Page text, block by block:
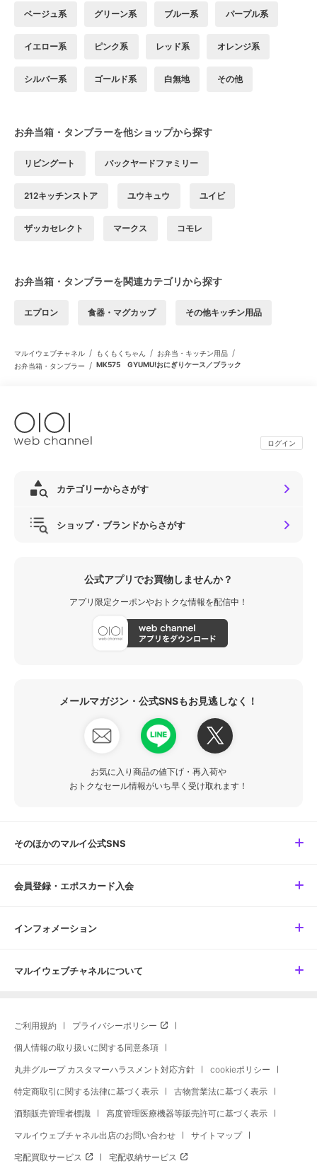
ベージュ系 グリーン系 ブルー系 パープル系
イエロー系 ピンク系 レッド系 オレンジ系
シルバー系 ゴールド系 白無地 その他
お弁当箱・タンブラーを他ショップから探す
リビングート バックヤードファミリー
212キッチンストア ユウキュウ ユイビ
ザッカセレクト マークス コモレ
お弁当箱・タンブラーを関連カテゴリから探す
エプロン 食器・マグカップ その他キッチン用品
マルイウェブチャネル / もくもくちゃん / お弁当・キッチン用品 /
お弁当箱・タンブラー / MK575 GYUMU!おにぎりケース／ブラック
ログイン
カテゴリーからさがす
ショップ・ブランドからさがす
公式アプリでお買物しませんか？
アプリ限定クーポンやおトクな情報を配信中！
メールマガジン・公式SNSもお見逃しなく！
お気に入り商品の値下げ・再入荷や
おトクなセール情報がいち早く受け取れます！
そのほかのマルイ公式SNS
会員登録・エポスカード入会
インフォメーション
マルイウェブチャネルについて
ご利用規約 プライバシーポリシー
個人情報の取り扱いに関する同意条項
丸井グループ カスタマーハラスメント対応方針 cookieポリシー
特定商取引に関する法律に基づく表示 古物営業法に基づく表示
酒類販売管理者標識 高度管理医療機器等販売許可に基づく表示
マルイウェブチャネル出店のお問い合わせ サイトマップ
宅配買取サービス 宅配収納サービス